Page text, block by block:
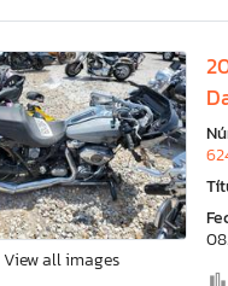
View all images